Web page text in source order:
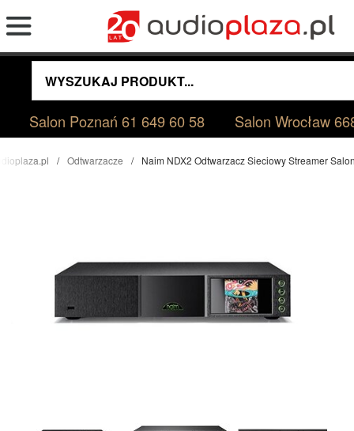
Salon Poznań61 649 60 58 Salon Wrocław
Odtwarzacze Naim NDX2 Odtwarzacz Sieciowy Streamer